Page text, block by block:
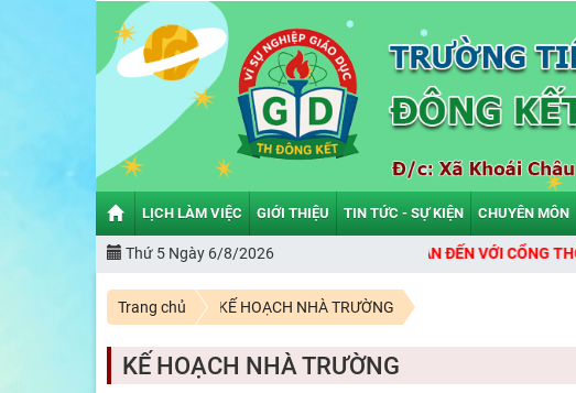
LỊCH LÀM VIỆC GIỚI THIỆU TIN TỨC - SỰ KIỆN CHUYÊN MÔN
Thứ 5 Ngày 6/8/2026CHÀO MỪNG BẠN ĐẾN VỚI CỔNG THÔNG
Trang chủ KẾ HOẠCH NHÀ TRƯỜNG
KẾ HOẠCH NHÀ TRƯỜNG